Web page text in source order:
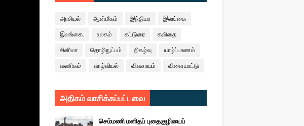
அரசியல் ஆன்மீகம் இந்தியா இலங்கை
இலங்கை. உலகம் கட்டுரை கவிதை
சினிமா தொழிநுட்பம் நிகழ்வு யாழ்ப்பாணம்
வணிகம் வாழ்வியல் விவசாயம் விளையாட்டு
அதிகம் வாசிக்கப்பட்டவை
செம்மணி மனிதப் புதைகுழியைப்